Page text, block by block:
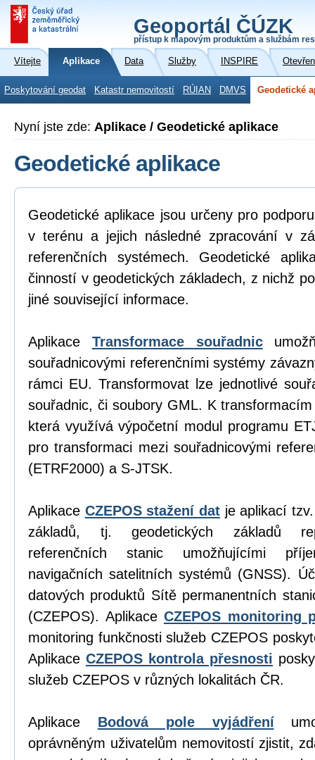
Geoportál ČÚZK
přístup k mapovým produktům a službám
Vítejte Aplikace Data Služby INSPIRE
Poskytování geodat Katastr nemovitostí RÚIAN DMVS Geodetické
Nyní jste zde: Aplikace / Geodetické aplikace
Geodetické aplikace
Geodetické aplikace jsou určeny pro
v terénu a jejich následné zpracování v
referenčních systémech. Geodetické
činností v geodetických základech, z nichž
jiné související informace.
Aplikace Transformace souřadnic
souřadnicovými referenčními systémy
rámci EU. Transformovat lze jednotlivé
souřadnic, či soubory GML. K
která využívá výpočetní modul programu
pro transformaci mezi souřadnicovými
(ETRF2000) a S-JTSK.
Aplikace CZEPOS stažení datje aplikací
základů, tj. geodetických základů
referenčních stanic umožňujícími
navigačních satelitních systémů (GNSS).
datových produktů Sítě permanentních
(CZEPOS). Aplikace CZEPOS monitoring
monitoring funkčnosti služeb CZEPOS
Aplikace CZEPOS kontrola přesnosti
služeb CZEPOS v různých lokalitách ČR.
Aplikace Bodová pole vyjádření
oprávněným uživatelům nemovitostí zjistit,